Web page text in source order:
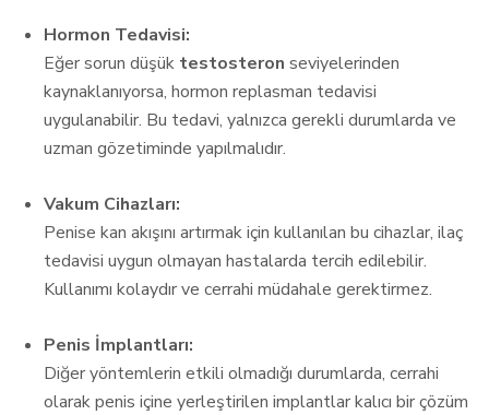
Hormon Tedavisi:
Eğer sorun düşük testosteron seviyelerinden
kaynaklanıyorsa, hormon replasman tedavisi
uygulanabilir. Bu tedavi, yalnızca gerekli durumlarda ve
uzman gözetiminde yapılmalıdır.
Vakum Cihazları:
Penise kan akışını artırmak için kullanılan bu cihazlar, ilaç
tedavisi uygun olmayan hastalarda tercih edilebilir.
Kullanımı kolaydır ve cerrahi müdahale gerektirmez.
Penis İmplantları:
Diğer yöntemlerin etkili olmadığı durumlarda, cerrahi
olarak penis içine yerleştirilen implantlar kalıcı bir çözüm